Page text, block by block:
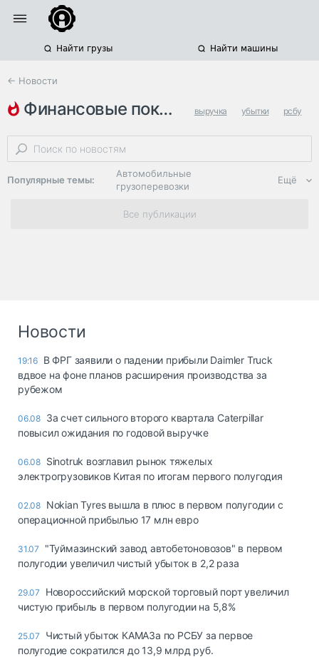
Найти грузы Найти машины
← Новости
финансовые показатели выручка убытки рсбу
Популярные темы:
Автомобильные
грузоперевозки
Региональная
логистика
опасные грузы
Таможня и ВЭД
грузовые
терминалы
транспорт
Автосервис,
Топливо, масла и
автохимия
Дзен
Ещё
Все публикации
Новости
19:16 В ФРГ заявили о падении прибыли Daimler Truck
вдвое на фоне планов расширения производства за
рубежом
06.08 За счет сильного второго квартала Caterpillar
повысил ожидания по годовой выручке
06.08 Sinotruk возглавил рынок тяжелых
электрогрузовиков Китая по итогам первого полугодия
02.08 Nokian Tyres вышла в плюс в первом полугодии с
операционной прибылью 17 млн евро
31.07
"Туймазинский завод автобетоновозов" в первом
полугодии увеличил чистый убыток в 2,2 раза
29.07
Новороссийский морской торговый порт увеличил
чистую прибыль в первом полугодии на 5,8%
25.07
Чистый убыток КАМАЗа по РСБУ за первое
полугодие сократился до 13,9 млрд руб.